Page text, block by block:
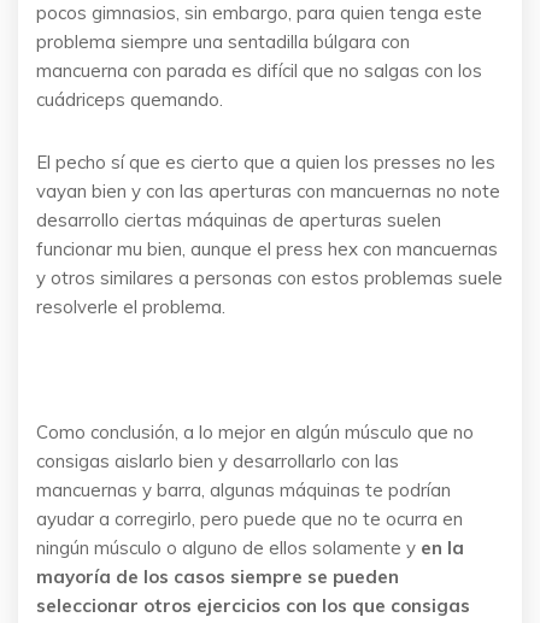
pocos gimnasios, sin embargo, para quien tenga este
problema siempre una sentadilla búlgara con
mancuerna con parada es difícil que no salgas con los
cuádriceps quemando.
El pecho sí que es cierto que a quien los presses no les
vayan bien y con las aperturas con mancuernas no note
desarrollo ciertas máquinas de aperturas suelen
funcionar mu bien, aunque el press hex con mancuernas
y otros similares a personas con estos problemas suele
resolverle el problema.
Como conclusión, a lo mejor en algún músculo que no
consigas aislarlo bien y desarrollarlo con las
mancuernas y barra, algunas máquinas te podrían
ayudar a corregirlo, pero puede que no te ocurra en
ningún músculo o alguno de ellos solamente y en la
mayoría de los casos siempre se pueden
seleccionar otros ejercicios con los que consigas